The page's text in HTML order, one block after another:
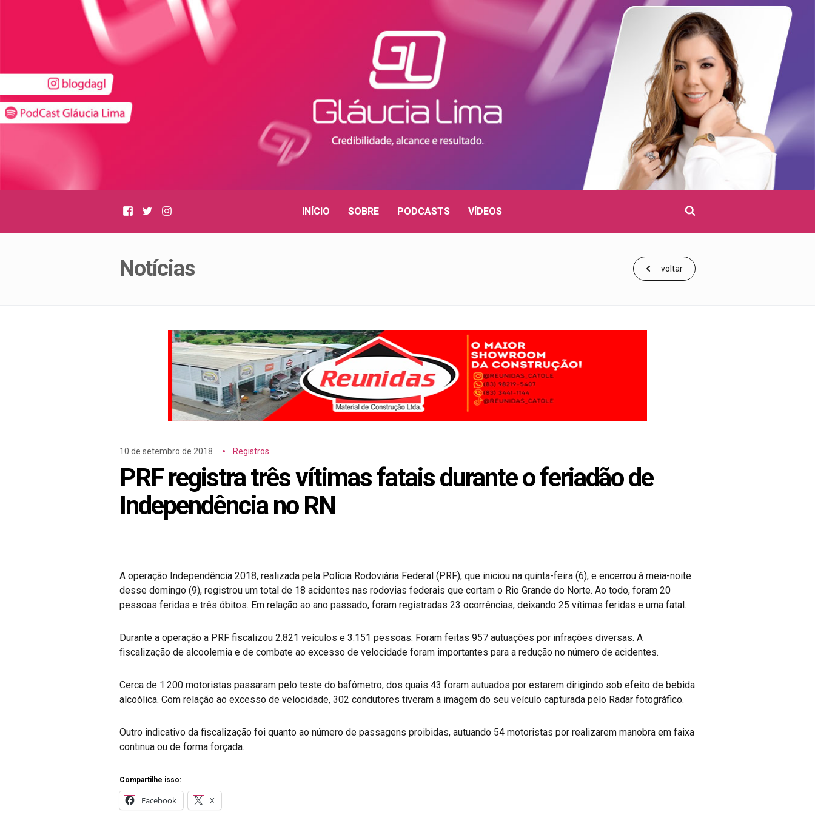
Facebook
Twitter
pesquisar
INÍCIO SOBRE PODCASTS VÍDEOS
Notícias voltar
10 de setembro de 2018 Registros
PRF registra três vítimas fatais durante o feriadão de
Independência no RN
A operação Independência 2018, realizada pela Polícia Rodoviária Federal (PRF), que iniciou na quinta-feira (6), e encerrou à meia-noite
desse domingo (9), registrou um total de 18 acidentes nas rodovias federais que cortam o Rio Grande do Norte. Ao todo, foram 20
pessoas feridas e três óbitos. Em relação ao ano passado, foram registradas 23 ocorrências, deixando 25 vítimas feridas e uma fatal.
Durante a operação a PRF fiscalizou 2.821 veículos e 3.151 pessoas. Foram feitas 957 autuações por infrações diversas. A
fiscalização de alcoolemia e de combate ao excesso de velocidade foram importantes para a redução no número de acidentes.
Cerca de 1.200 motoristas passaram pelo teste do bafômetro, dos quais 43 foram autuados por estarem dirigindo sob efeito de bebida
alcoólica. Com relação ao excesso de velocidade, 302 condutores tiveram a imagem do seu veículo capturada pelo Radar fotográfico.
Outro indicativo da fiscalização foi quanto ao número de passagens proibidas, autuando 54 motoristas por realizarem manobra em faixa
continua ou de forma forçada.
Compartilhe isso:
Facebook X